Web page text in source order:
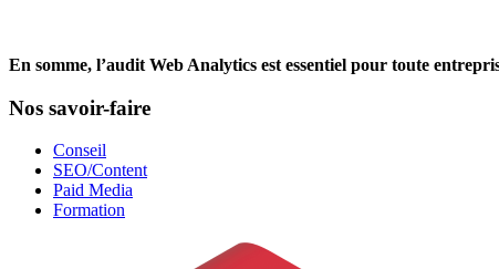
En somme, l’audit Web Analytics est essentiel pour toute
Nos savoir-faire
Conseil
SEO/Content
Paid Media
Formation